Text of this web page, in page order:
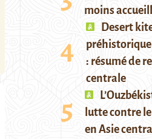
moins
Desert
préhistorique
: résumé de
centrale
lutte contre
en Asie